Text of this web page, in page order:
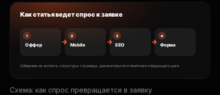
Схема: как спрос превращается в заявку